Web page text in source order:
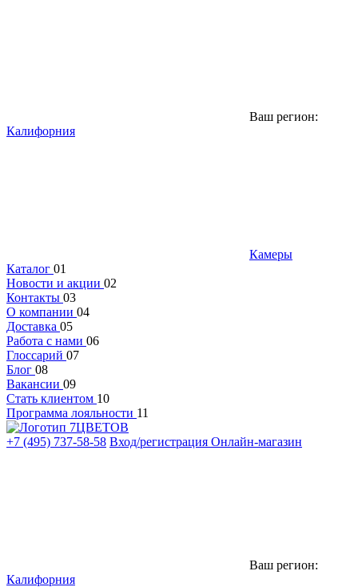
Ваш регион:
Калифорния
Камеры
Каталог 01
Новости и акции 02
Контакты 03
О компании 04
Доставка 05
Работа с нами 06
Глоссарий 07
Блог 08
Вакансии 09
Стать клиентом 10
Программа лояльности 11
+7 (495) 737-58-58 Вход/регистрация Онлайн-магазин
Ваш регион:
Калифорния